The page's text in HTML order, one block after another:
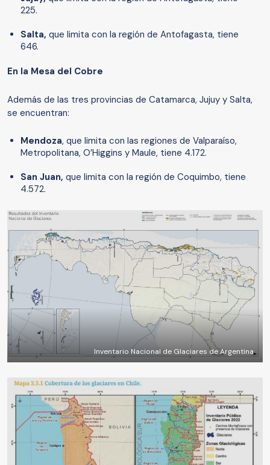
225.
Salta, que limita con la región de Antofagasta, tiene
646.
En la Mesa del Cobre
Además de las tres provincias de Catamarca, Jujuy y Salta,
se encuentran:
Mendoza, que limita con las regiones de Valparaíso,
Metropolitana, O’Higgins y Maule, tiene 4.172.
San Juan, que limita con la región de Coquimbo, tiene
4.572.
Inventario Nacional de Glaciares de Argentina